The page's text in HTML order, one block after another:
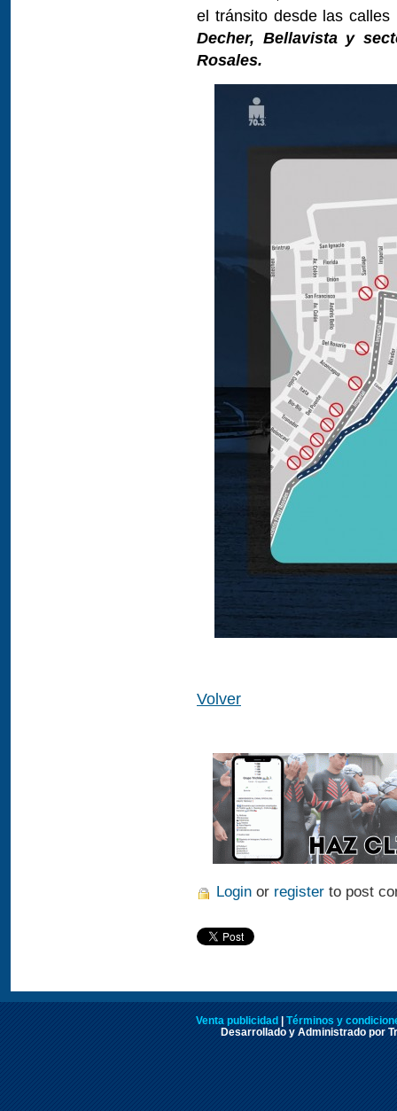
el tránsito desde las calles
Decher, Bellavista y
Rosales.
Volver
Login or register to post
Venta publicidad | Términos y
Desarrollado y Administrado por